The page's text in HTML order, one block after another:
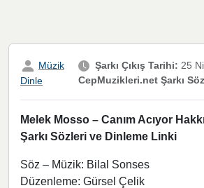
Müzik
Dinle
Şarkı Çıkış Tarihi: 25
CepMuzikleri.net Şarkı
Melek Mosso – Canım Acıyor
Şarkı Sözleri ve Dinleme Linki
Söz – Müzik: Bilal Sonses
Düzenleme: Gürsel Çelik